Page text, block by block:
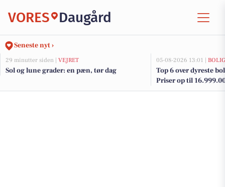
VORES Daugård
Seneste nyt ›
29 minutter siden | VEJRET
Sol og lune grader: en pæn, tør dag
05-08-2026 13:01 |
Top 6 over dyreste
Priser op til